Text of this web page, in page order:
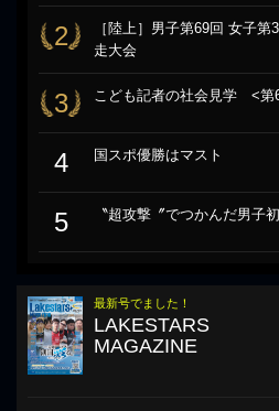
2
［陸上］男子第69回 女子
走大会
3 こども記者の社会見学 <第
4 国スポ優勝はマスト
5 〝超攻撃〞でつかんだ男子
最新号でました！
LAKESTARS
MAGAZINE